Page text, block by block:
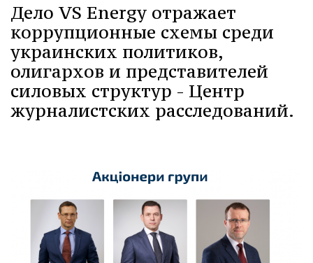
Дело VS Energy отражает
коррупционные схемы среди
украинских политиков,
олигархов и представителей
силовых структур - Центр
журналистских расследований.